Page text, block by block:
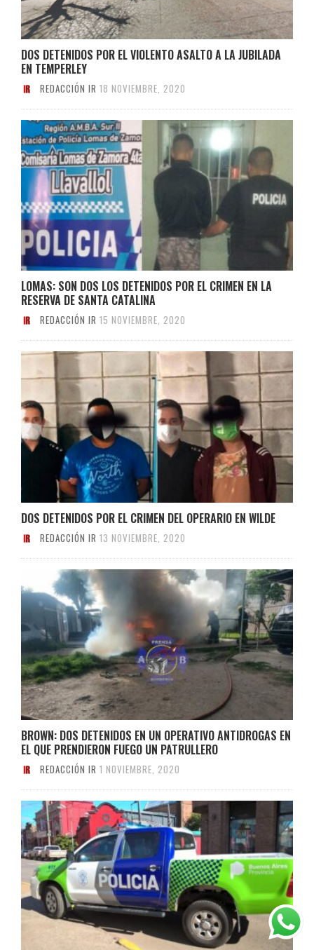
DOS DETENIDOS POR EL VIOLENTO ASALTO A LA JUBILADA
EN TEMPERLEY
REDACCIÓN IR 18 NOVIEMBRE, 2020
LOMAS: SON DOS LOS DETENIDOS POR EL CRIMEN EN LA
RESERVA DE SANTA CATALINA
REDACCIÓN IR 15 NOVIEMBRE, 2020
DOS DETENIDOS POR EL CRIMEN DEL OPERARIO EN WILDE
REDACCIÓN IR 13 NOVIEMBRE, 2020
BROWN: DOS DETENIDOS EN UN OPERATIVO ANTIDROGAS EN
EL QUE PRENDIERON FUEGO UN PATRULLERO
REDACCIÓN IR 1 NOVIEMBRE, 2020